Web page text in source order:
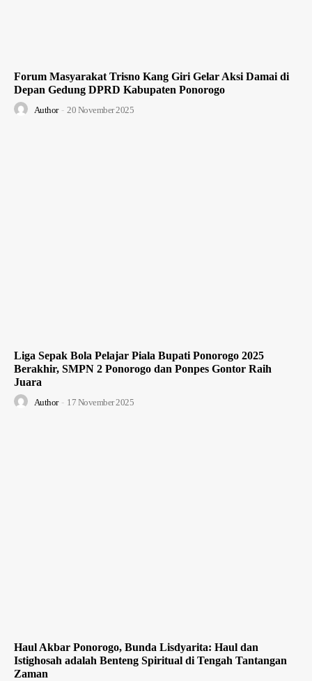
Forum Masyarakat Trisno Kang Giri Gelar Aksi Damai di
Depan Gedung DPRD Kabupaten Ponorogo
Author - 20 November 2025
Liga Sepak Bola Pelajar Piala Bupati Ponorogo 2025
Berakhir, SMPN 2 Ponorogo dan Ponpes Gontor Raih
Juara
Author - 17 November 2025
Haul Akbar Ponorogo, Bunda Lisdyarita: Haul dan
Istighosah adalah Benteng Spiritual di Tengah Tantangan
Zaman